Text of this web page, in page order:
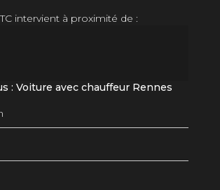
intervient à proximité de :
: Voiture avec chauffeur Rennes